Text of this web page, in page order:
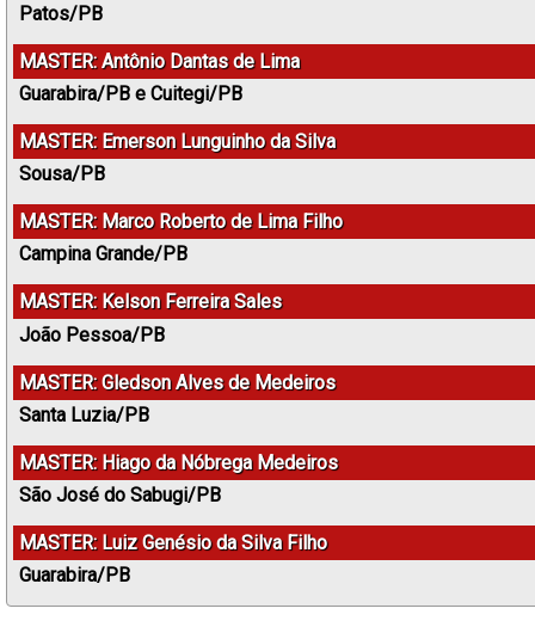
Patos/PB
MASTER: Antônio Dantas de Lima
Guarabira/PB e Cuitegi/PB
MASTER: Emerson Lunguinho da Silva
Sousa/PB
MASTER: Marco Roberto de Lima Filho
Campina Grande/PB
MASTER: Kelson Ferreira Sales
João Pessoa/PB
MASTER: Gledson Alves de Medeiros
Santa Luzia/PB
MASTER: Hiago da Nóbrega Medeiros
São José do Sabugi/PB
MASTER: Luiz Genésio da Silva Filho
Guarabira/PB